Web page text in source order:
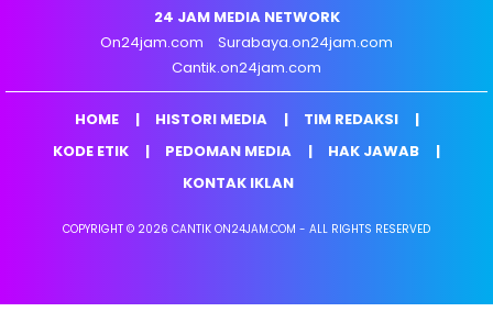
24 JAM MEDIA NETWORK
On24jam.com
Surabaya.on24jam.com
Cantik.on24jam.com
HOME HISTORI MEDIA
TIM REDAKSI
KODE ETIK
PEDOMAN MEDIA
HAK JAWAB
KONTAK IKLAN
COPYRIGHT © 2026 CANTIK ON24JAM.COM - ALL RIGHTS RESERVED